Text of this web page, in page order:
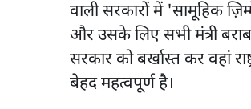
वाली सरकारों में 'सामूहिक
और उसके लिए सभी मंत्री
सरकार को बर्खास्त कर वहां
बेहद महत्वपूर्ण है।